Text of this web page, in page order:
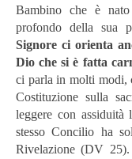
Bambino che è
profondo della sua
Signore ci orienta
Dio che si è fatta
ci parla in molti modi,
Costituzione sulla
leggere con assiduità
stesso Concilio ha
Rivelazione (DV 25).